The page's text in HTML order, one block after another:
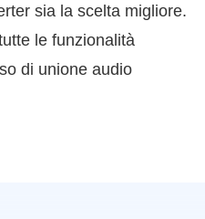
sia la scelta migliore.
le funzionalità
di unione audio